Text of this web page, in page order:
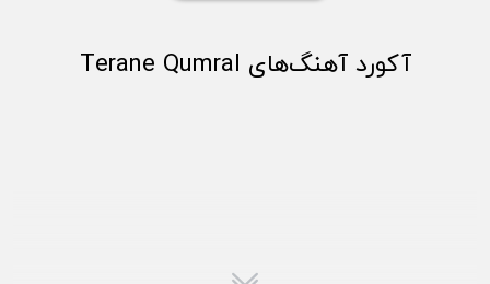
آکورد آهنگ‌های Terane Qumral